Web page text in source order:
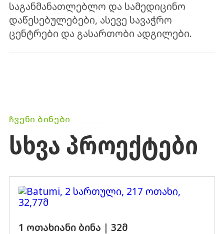
საგანმანათლებლო და სამედიცინო
დაწესებულებები, ასევე სავაჭრო
ცენტრები და გასართობი ადგილები.
ᲩᲕᲔᲜᲘ ᲑᲘᲜᲔᲑᲘ
ᲡᲮᲕᲐ ᲞᲠᲝᲔᲥᲢᲔᲑᲘ
1 ოთახიანი ბინა | 32მ